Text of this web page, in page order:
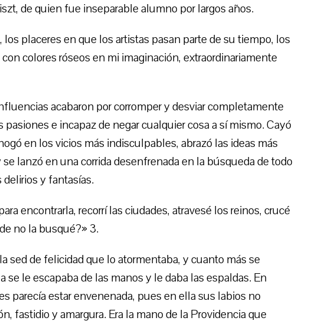
de quien fue inseparable alumno por largos años.
placeres en que los artistas pasan parte de su tiempo, los
colores róseos en mi imaginación, extraordinariamente
acabaron por corromper y desviar completamente
e incapaz de negar cualquier cosa a sí mismo. Cayó
en los vicios más indisculpables, abrazó las ideas más
lanzó en una corrida desenfrenada en la búsqueda de todo
y fantasías.
encontrarla, recorrí las ciudades, atravesé los reinos, crucé
no la busqué?» 3.
sed de felicidad que lo atormentaba, y cuanto más se
se le escapaba de las manos y le daba las espaldas. En
parecía estar envenenada, pues en ella sus labios no
fastidio y amargura. Era la mano de la Providencia que